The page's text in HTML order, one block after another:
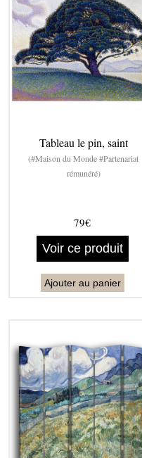
Tableau le pin, saint
(#Maison du Monde #Partenariat
rémunéré)
79€
Voir ce produit
Ajouter au panier